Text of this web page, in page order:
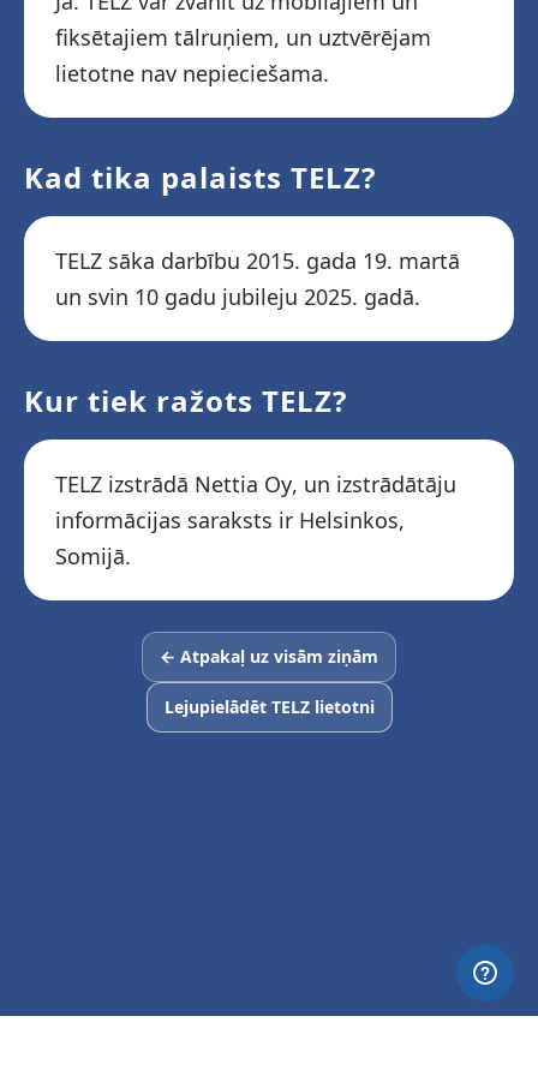
fiksētajiem tālruņiem, un uztvērējam
lietotne nav nepieciešama.
Kad tika palaists TELZ?
TELZ sāka darbību 2015. gada 19. martā
un svin 10 gadu jubileju 2025. gadā.
Kur tiek ražots TELZ?
TELZ izstrādā Nettia Oy, un izstrādātāju
informācijas saraksts ir Helsinkos,
Somijā.
← Atpakaļ uz visām ziņām
Lejupielādēt TELZ lietotni